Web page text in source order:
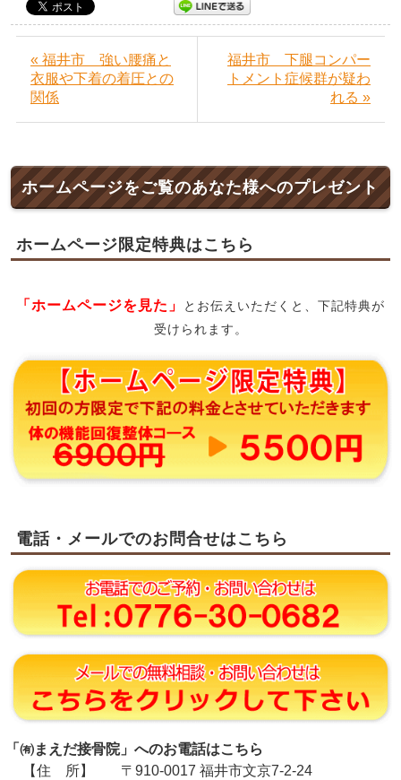
« 福井市 強い腰痛と
衣服や下着の着圧との
関係
福井市 下腿コンパー
トメント症候群が疑わ
れる »
ホームページをご覧のあなた様へのプレゼント
ホームページ限定特典はこちら
「ホームページを見た」
とお伝えいただくと、下記特典が
受けられます。
電話・メールでのお問合せはこちら
「㈲まえだ接骨院」へのお電話はこちら
【住 所】
〒910-0017 福井市文京7-2-24